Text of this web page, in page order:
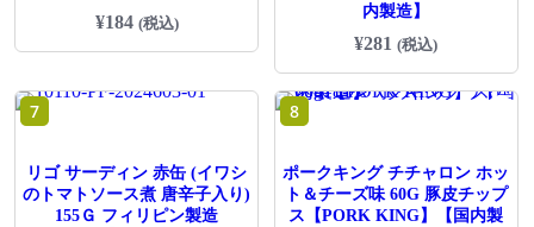
¥184 (税込)
内製造】
¥281 (税込)
7
リゴ サーディン 赤缶 (イワシ
のトマトソース煮 唐辛子入り)
155Ｇ フィリピン製造
8
ポークキング チチャロン ホッ
ト＆チーズ味 60G 豚皮チップ
ス【PORK KING】【国内製